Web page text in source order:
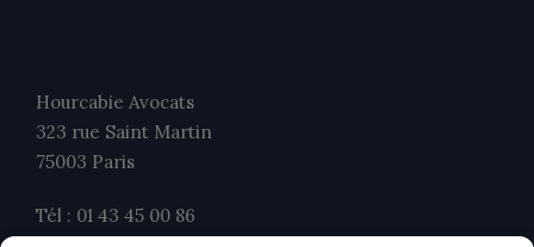
Hourcabie Avocats
323 rue Saint Martin
75003 Paris
Tél : 01 43 45 00 86